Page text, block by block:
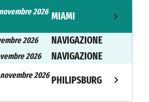
2026 MIAMI
2026 NAVIGAZIONE
2026 NAVIGAZIONE
2026 PHILIPSBURG